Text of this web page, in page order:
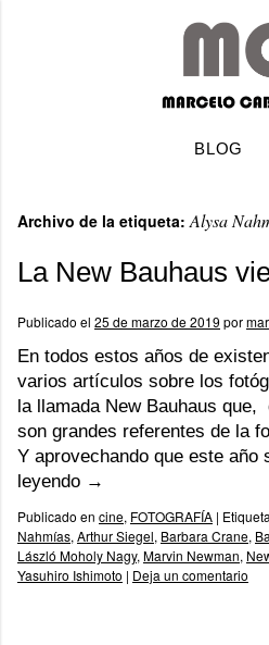
BLOG
Archivo de la etiqueta:Alysa
La New Bauhaus
Publicado el 25 de marzo de 2019 por
En todos estos años de
varios artículos sobre los
la llamada New Bauhaus
son grandes referentes de la
Y aprovechando que este
leyendo →
Publicado en cine, FOTOGRAFÍA |
Nahmías, Arthur Siegel, Barbara Crane,
László Moholy Nagy, Marvin Newman,
Yasuhiro Ishimoto | Deja un comentario